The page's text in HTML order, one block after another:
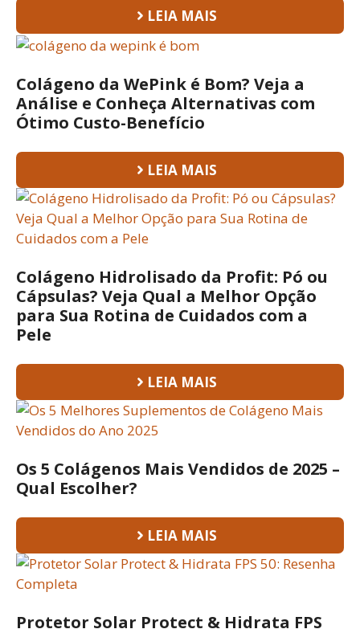
LEIA MAIS
Colágeno da WePink é Bom? Veja a
Análise e Conheça Alternativas com
Ótimo Custo-Benefício
LEIA MAIS
Colágeno Hidrolisado da Profit: Pó ou
Cápsulas? Veja Qual a Melhor Opção
para Sua Rotina de Cuidados com a
Pele
LEIA MAIS
Os 5 Colágenos Mais Vendidos de 2025 –
Qual Escolher?
LEIA MAIS
Protetor Solar Protect & Hidrata FPS